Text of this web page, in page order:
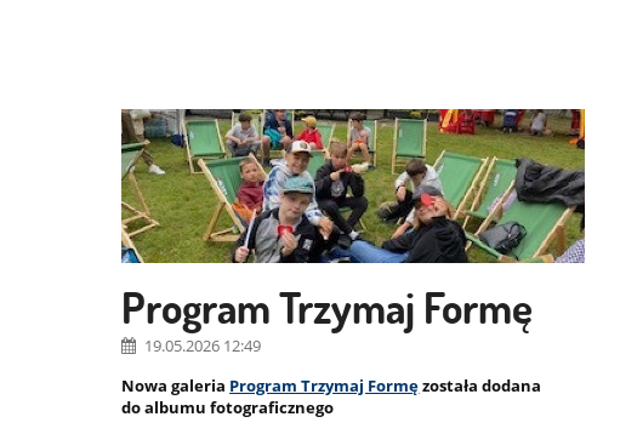
Program Trzymaj Formę
19.05.2026 12:49
Nowa galeria Program Trzymaj Formęzostała dodana
do albumu fotograficznego